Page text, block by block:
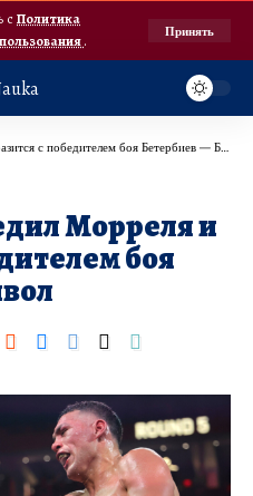
с Политика
.
Принять
с победителем боя Бетербиев — Бивол
Морреля и
боя